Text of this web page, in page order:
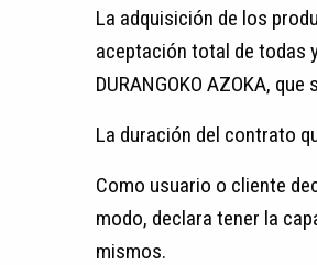
La adquisición de los
aceptación total de todas
DURANGOKO AZOKA,
La duración del contrato
Como usuario o cliente
modo, declara tener la
mismos.